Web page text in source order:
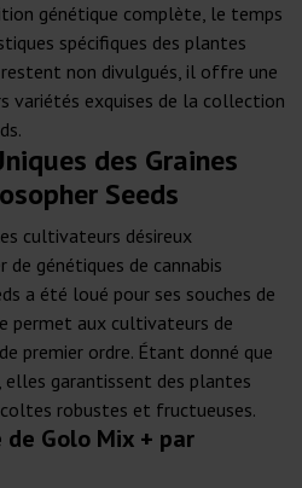
génétique complète, le temps
spécifiques des plantes
non divulgués, il offre une
variétés exquises de la collection
des Graines
Seeds
cultivateurs désireux
génétiques de cannabis
a été loué pour ses souches de
permet aux cultivateurs de
premier ordre. Étant donné que
elles garantissent des plantes
robustes et fructueuses.
Golo Mix + par